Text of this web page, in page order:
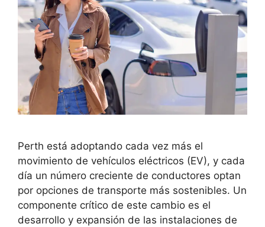
Perth está adoptando cada vez más el
movimiento de vehículos eléctricos (EV), y cada
día un número creciente de conductores optan
por opciones de transporte más sostenibles. Un
componente crítico de este cambio es el
desarrollo y expansión de las instalaciones de